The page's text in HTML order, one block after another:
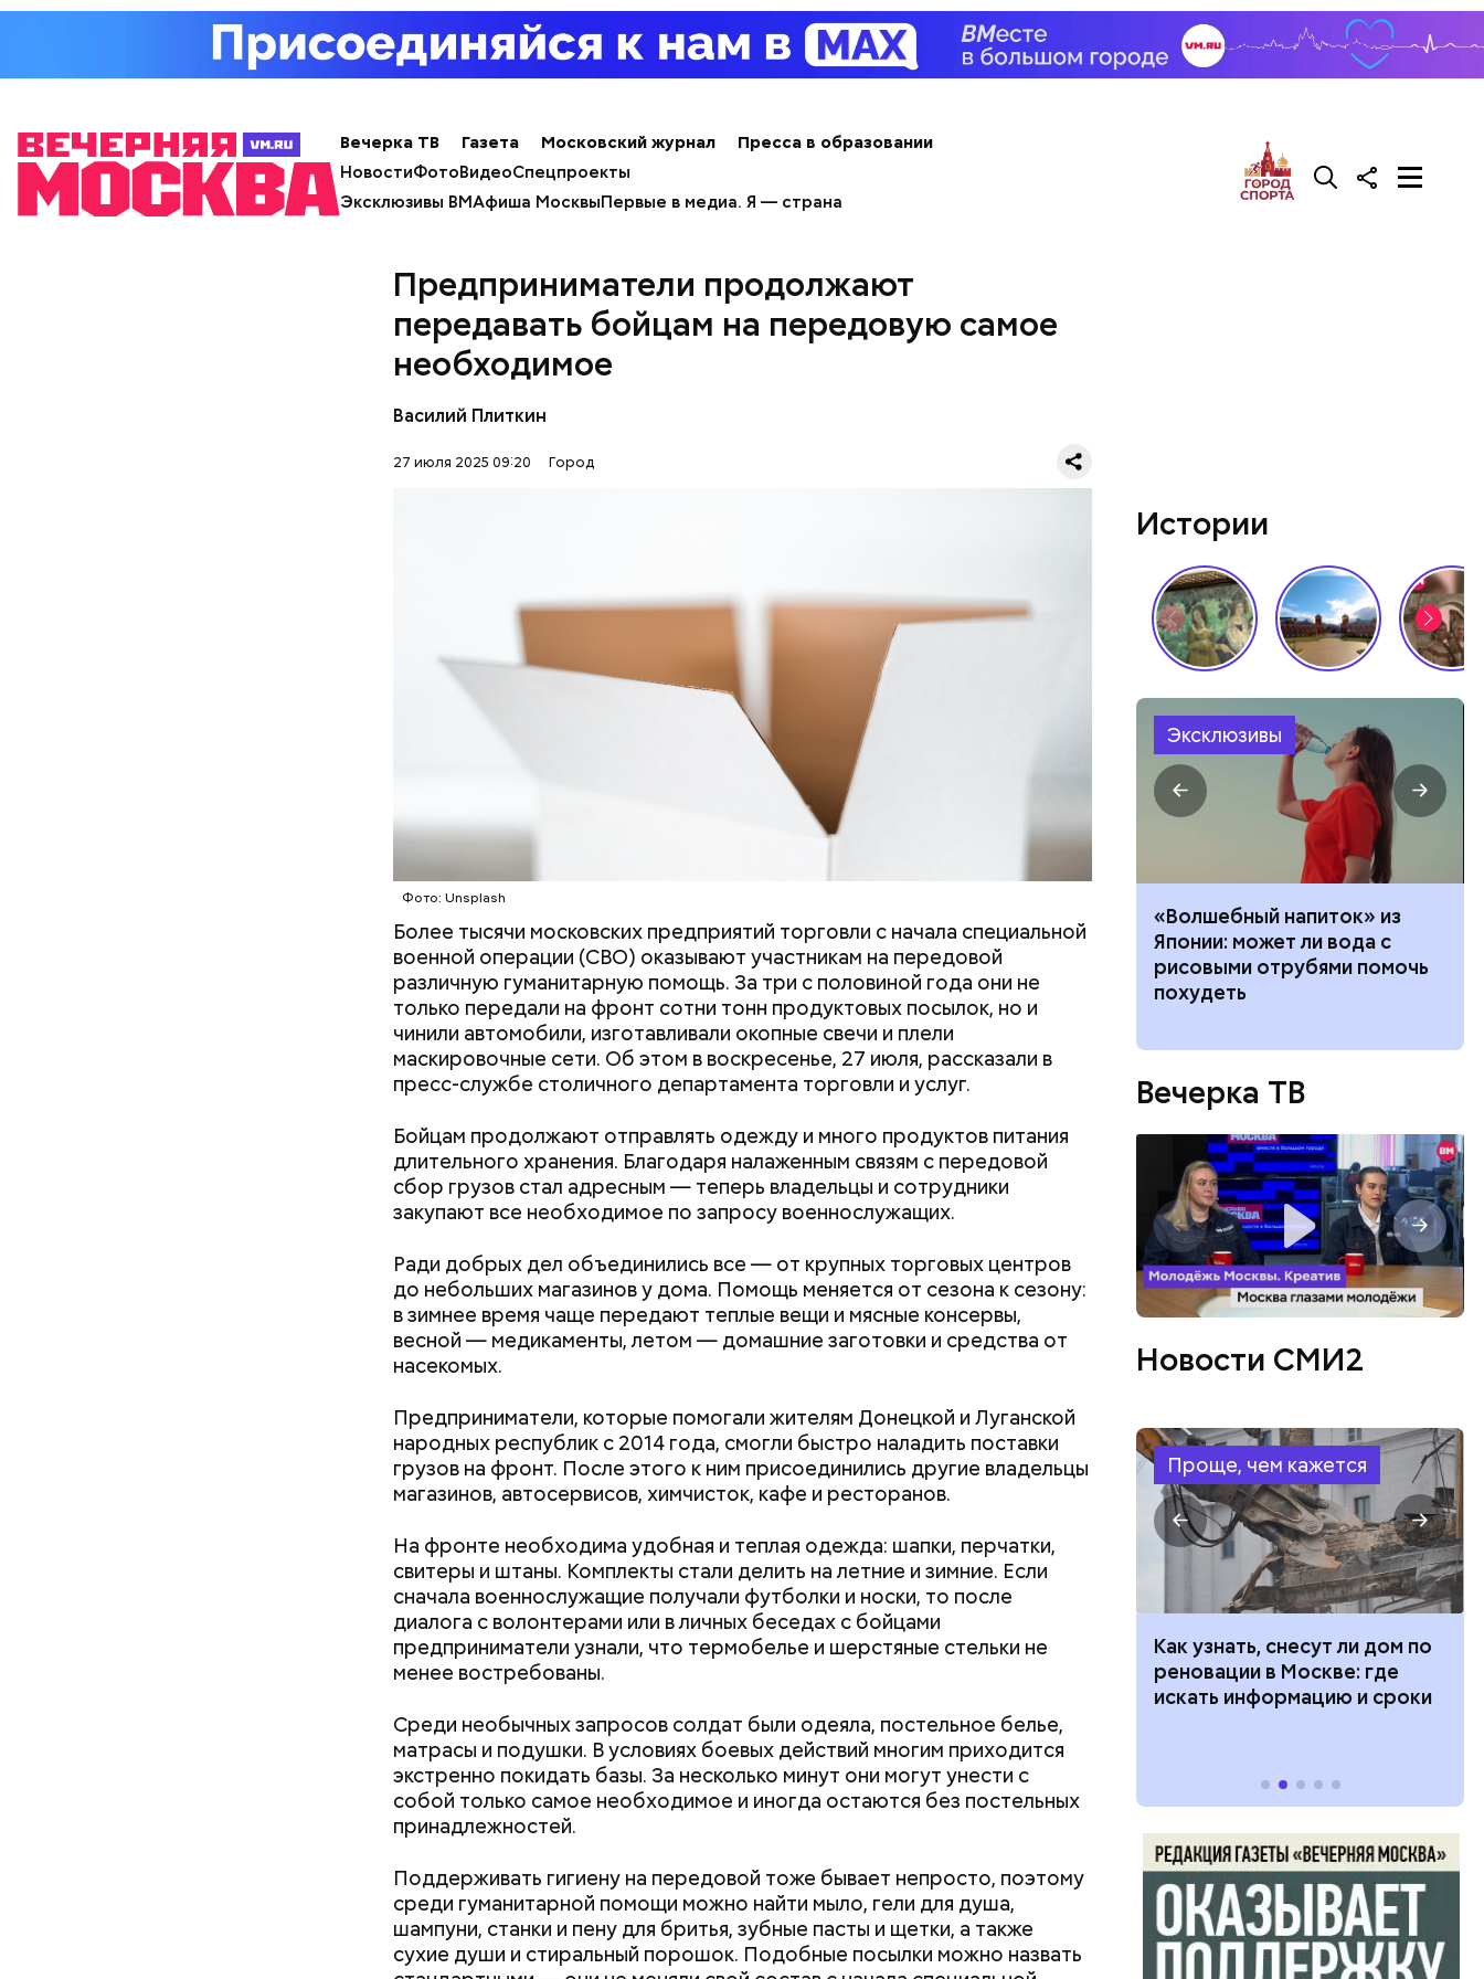
Вечерка ТВ Газета Московский журнал
Пресса в образовании
НовостиФотоВидеоСпецпроекты
Эксклюзивы ВМАфиша МосквыПервые в медиа. Я — страна
Предприниматели продолжают
передавать бойцам на передовую самое
необходимое
Василий Плиткин
27 июля 2025 09:20 Город
Фото: Unsplash
Более тысячи московских предприятий торговли с начала специальной
военной операции (СВО) оказывают участникам на передовой
различную гуманитарную помощь. За три с половиной года они не
только передали на фронт сотни тонн продуктовых посылок, но и
чинили автомобили, изготавливали окопные свечи и плели
маскировочные сети. Об этом в воскресенье, 27 июля, рассказали в
пресс-службе столичного департамента торговли и услуг.
Бойцам продолжают отправлять одежду и много продуктов питания
длительного хранения. Благодаря налаженным связям с передовой
сбор грузов стал адресным — теперь владельцы и сотрудники
закупают все необходимое по запросу военнослужащих.
Ради добрых дел объединились все — от крупных торговых центров
до небольших магазинов у дома. Помощь меняется от сезона к сезону:
в зимнее время чаще передают теплые вещи и мясные консервы,
весной — медикаменты, летом — домашние заготовки и средства от
насекомых.
Предприниматели, которые помогали жителям Донецкой и Луганской
народных республик с 2014 года, смогли быстро наладить поставки
грузов на фронт. После этого к ним присоединились другие владельцы
магазинов, автосервисов, химчисток, кафе и ресторанов.
На фронте необходима удобная и теплая одежда: шапки, перчатки,
свитеры и штаны. Комплекты стали делить на летние и зимние. Если
сначала военнослужащие получали футболки и носки, то после
диалога с волонтерами или в личных беседах с бойцами
предприниматели узнали, что термобелье и шерстяные стельки не
менее востребованы.
Среди необычных запросов солдат были одеяла, постельное белье,
матрасы и подушки. В условиях боевых действий многим приходится
экстренно покидать базы. За несколько минут они могут унести с
собой только самое необходимое и иногда остаются без постельных
принадлежностей.
Поддерживать гигиену на передовой тоже бывает непросто, поэтому
среди гуманитарной помощи можно найти мыло, гели для душа,
шампуни, станки и пену для бритья, зубные пасты и щетки, а также
сухие души и стиральный порошок. Подобные посылки можно назвать
скидки для автовладельцев (заправки, мойки и так далее);
бытовые услуги;
ветеринария и зоотовары;
детские товары;
досуг и развлечения;
Как найти информацию о льготах и скидках
На главной странице сайтаkarta.mos.ruможно найти тематические
подборки скидок и самые выгодные предложения, которые доступны
на данный момент.
В разделе «Каталог» представлены все предложения партнеров. В нем
можно включить сортировку по типам льготы, интересующим товарам
— Маршрут затрагивает востребованные улицы районов. Таким
образом, жители разных районов смогут как отдыхать, так и ездить по
Фото: Shutterstock
Где проходит
Маршрут зеленого кольца проходит через:
Истории
Эксклюзивы
Московского Кремля
отметил 700-летие: история
первого каменного храма
Москвы
артист Юрий Куклачев —
откровенно о профессии
клоуна
«Волшебный напиток» из
Японии: может ли вода с
рисовыми отрубями помочь
похудеть
Вечерка ТВ
Новости СМИ2
Проще, чем кажется
Как поменять батареи дома и
не получить штраф
Как получить до 100 тысяч
претендовать и какие нужны
документы
Как узнать, снесут ли дом по
реновации в Москве: где
искать информацию и сроки